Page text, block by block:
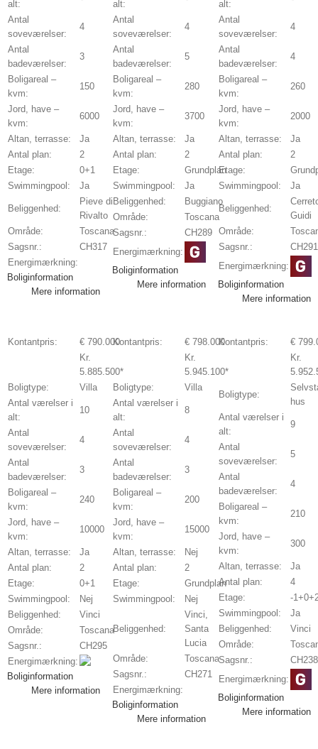
alt:
Antal
soveværelser:
4
Antal
badeværelser:
3
Boligareal –
kvm:
150
Jord, have –
kvm:
6000
Altan, terrasse:
Ja
Antal plan:
2
Etage:
0+1
Swimmingpool:
Ja
Beliggenhed:
Pieve di
Rivalto
Område:
Toscana
Sagsnr.:
CH317
Energimærkning:
Boliginformation
Mere information
alt:
Antal
soveværelser:
4
Antal
badeværelser:
5
Boligareal –
kvm:
280
Jord, have –
kvm:
3700
Altan, terrasse:
Ja
Antal plan:
2
Etage:
Grundplan
Swimmingpool:
Ja
Beliggenhed:
Buggiano
Område:
Toscana
Sagsnr.:
CH289
Energimærkning:
Boliginformation
Mere information
alt:
Antal
soveværelser:
4
Antal
badeværelser:
4
Boligareal –
kvm:
260
Jord, have –
kvm:
2000
Altan, terrasse:
Ja
Antal plan:
2
Etage:
Swimmingpool:
Ja
Beliggenhed:
Guidi
Område:
Sagsnr.:
CH291
Energimærkning:
Boliginformation
Mere information
Kontantpris:
€ 790.000
Kr.
5.885.500*
Boligtype:
Villa
Antal værelser i
alt:
10
Antal
soveværelser:
4
Antal
badeværelser:
3
Boligareal –
kvm:
240
Jord, have –
kvm:
10000
Altan, terrasse:
Ja
Antal plan:
2
Etage:
0+1
Swimmingpool:
Nej
Beliggenhed:
Vinci
Område:
Toscana
Sagsnr.:
CH295
Energimærkning:
Boliginformation
Mere information
Kontantpris:
€ 798.000
Kr.
5.945.100*
Boligtype:
Villa
Antal værelser i
alt:
8
Antal
soveværelser:
4
Antal
badeværelser:
3
Boligareal –
kvm:
200
Jord, have –
kvm:
15000
Altan, terrasse:
Nej
Antal plan:
2
Etage:
Grundplan
Swimmingpool:
Nej
Beliggenhed:
Vinci,
Santa
Lucia
Område:
Toscana
Sagsnr.:
CH271
Energimærkning:
Boliginformation
Mere information
Kontantpris:
€
Kr.
Boligtype:
hus
Antal værelser i
alt:
9
Antal
soveværelser:
5
Antal
badeværelser:
4
Boligareal –
kvm:
210
Jord, have –
kvm:
300
Altan, terrasse:
Ja
Antal plan:
4
Etage:
-
Swimmingpool:
Ja
Beliggenhed:
Vinci
Område:
Sagsnr.:
CH238
Energimærkning:
Boliginformation
Mere information